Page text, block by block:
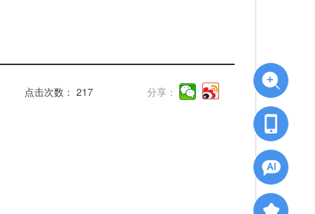
点击次数：217 分享：